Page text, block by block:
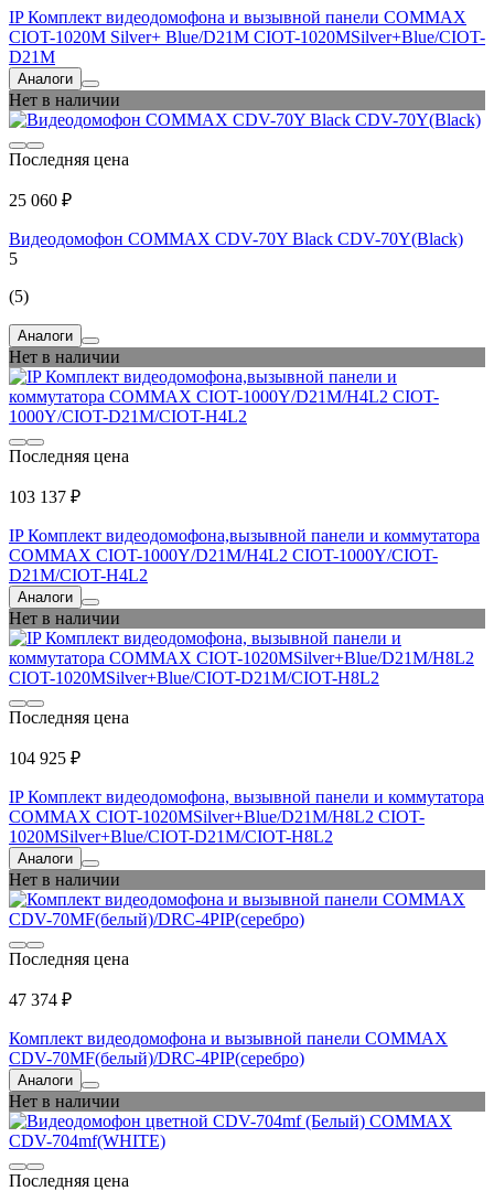
IP Комплект видеодомофона и вызывной панели COMMAX
CIOT-1020M Silver+ Blue/D21M CIOT-1020MSilver+Blue/CIOT-
D21M
Аналоги
Нет в наличии
Последняя цена
25 060 ₽
Видеодомофон COMMAX CDV-70Y Black CDV-70Y(Black)
5
(5)
Аналоги
Нет в наличии
Последняя цена
103 137 ₽
IP Комплект видеодомофона,вызывной панели и коммутатора
COMMAX CIOT-1000Y/D21M/H4L2 CIOT-1000Y/CIOT-
D21M/CIOT-H4L2
Аналоги
Нет в наличии
Последняя цена
104 925 ₽
IP Комплект видеодомофона, вызывной панели и коммутатора
COMMAX CIOT-1020MSilver+Blue/D21M/H8L2 CIOT-
1020MSilver+Blue/CIOT-D21M/CIOT-H8L2
Аналоги
Нет в наличии
Последняя цена
47 374 ₽
Комплект видеодомофона и вызывной панели COMMAX
CDV-70MF(белый)/DRC-4PIP(серебро)
Аналоги
Нет в наличии
Последняя цена